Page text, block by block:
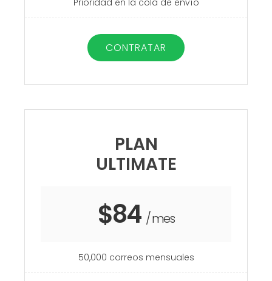
CONTRATAR
PLAN
ULTIMATE
$84 / mes
50,000 correos mensuales